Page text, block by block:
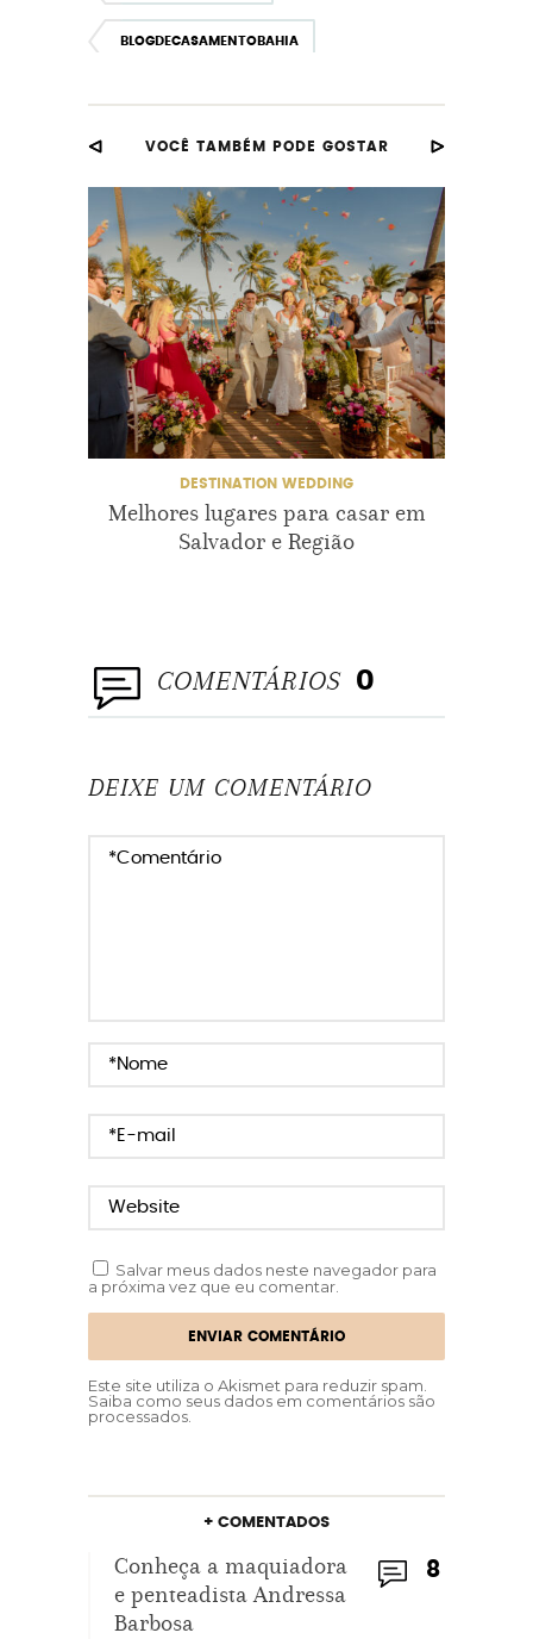
BLOGDECASAMENTOBAHIA
CASAMENTOMARAVIDA
DESTINATIONWEDDING
ENSAIOPREWEDDING
ERASMOVIANA ESPECIAL
FOTOGRAFIA FOTOGRAFO
FOTOS GABRIELAPUGLIESI
VOCÊ TAMBÉM PODE GOSTAR
DESTINATION WEDDING
Melhores lugares para casar em
Salvador e Região
COMENTÁRIOS 0
DEIXE UM COMENTÁRIO
Salvar meus dados neste navegador para
a próxima vez que eu comentar.
Este site utiliza o Akismet para reduzir spam.
Saiba como seus dados em comentários são
processados.
+ COMENTADOS
8
Conheça a maquiadora
e penteadista Andressa
Barbosa